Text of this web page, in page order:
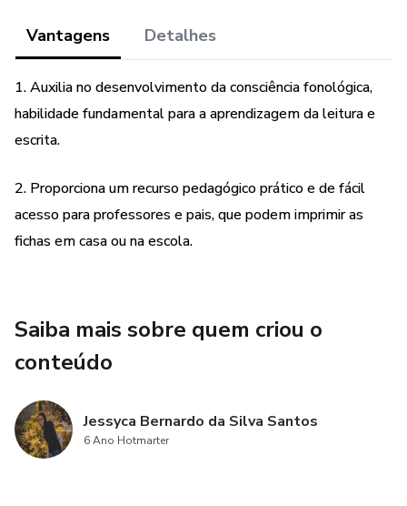
Vantagens Detalhes
1. Auxilia no desenvolvimento da consciência fonológica,
habilidade fundamental para a aprendizagem da leitura e
escrita.
2. Proporciona um recurso pedagógico prático e de fácil
acesso para professores e pais, que podem imprimir as
fichas em casa ou na escola.
Saiba mais sobre quem criou o
conteúdo
Jessyca Bernardo da Silva Santos
6 Ano Hotmarter